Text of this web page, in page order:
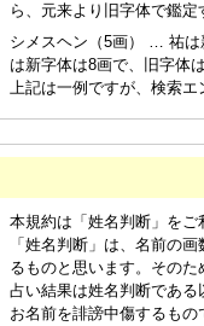
ら、元来より旧字体で鑑定
シメスヘン（5画） … 祐
は新字体は8画で、旧字体
上記は一例ですが、検索
本規約は「姓名判断」をご
「姓名判断」は、名前の
るものと思います。そのた
占い結果は姓名判断であ
お名前を誹謗中傷するもの